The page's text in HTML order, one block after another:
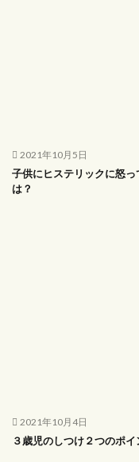
2021年10月5日
子供にヒステリックに怒
は？
2021年10月4日
３歳児のしつけ２つのポ